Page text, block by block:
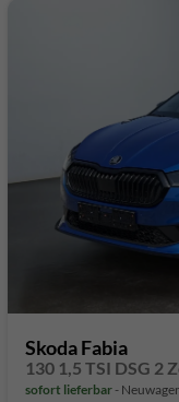
Skoda Fabia
sofort lieferbar